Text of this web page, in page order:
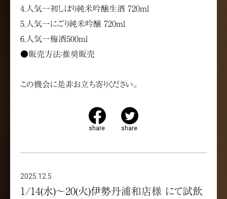
4.人気一初しぼり純米吟醸生酒 720ml
5.人気一にごり純米吟醸 720ml
6.人気一梅酒500ml
●販売方法：推奨販売
この機会に是非お立ち寄りください。
share share
2025.12.5
1/14(水)～20(火)伊勢丹浦和店様 にて試飲